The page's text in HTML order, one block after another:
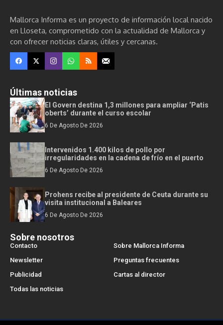
Mallorca Informa es un proyecto de información local nacido
en Lloseta, comprometido con la actualidad de Mallorca y
con ofrecer noticias claras, útiles y cercanas.
Últimas noticias
El Govern destina 1,3 millones para ampliar ‘Patis
oberts’ durante el curso escolar
6 De Agosto De 2026
Intervenidos 1.400 kilos de pollo por
irregularidades en la cadena de frío en el puerto
6 De Agosto De 2026
Prohens recibe al presidente de Ceuta durante su
visita institucional a Baleares
6 De Agosto De 2026
Sobre nosotros
Contacto
Sobre Mallorca Informa
Newsletter
Preguntas frecuentes
Publicidad
Cartas al director
Todas las noticias